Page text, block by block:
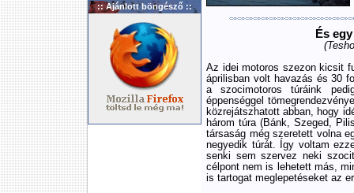
:: Ajánlott böngésző ::
És
Az idei motoros szezon kicsit
áprilisban volt havazás és 30
a szocimotoros túráink
éppenséggel
közrejátszhatott abban, hogy
három túra (Bánk, Szeged,
társaság még szeretett volna
negyedik túrát. Így voltam
senki sem szervez neki
célpont nem is lehetett más,
is tartogat meglepetéseket az